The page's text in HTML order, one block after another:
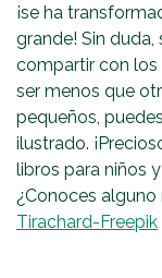
¡se ha
grande! Sin
compartir con los
ser menos que
pequeños,
ilustrado.
libros para niños
¿Conoces
Tirachard-Freepik